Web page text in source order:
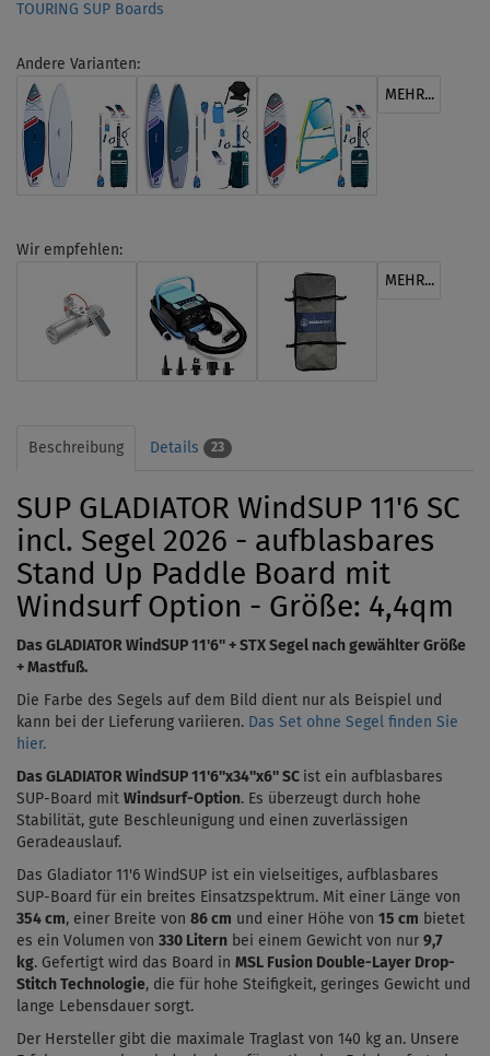
TOURING SUP Boards
Andere Varianten:
MEHR...
Wir empfehlen:
MEHR...
Beschreibung Details 23
SUP GLADIATOR WindSUP 11'6 SC
incl. Segel 2026 - aufblasbares
Stand Up Paddle Board mit
Windsurf Option - Größe: 4,4qm
Das GLADIATOR WindSUP 11'6'' + STX Segel nach gewählter Größe
+ Mastfuß.
Die Farbe des Segels auf dem Bild dient nur als Beispiel und
kann bei der Lieferung variieren. Das Set ohne Segel finden Sie
hier.
Das GLADIATOR WindSUP 11'6''x34''x6'' SC ist ein aufblasbares
SUP-Board mit Windsurf-Option. Es überzeugt durch hohe
Stabilität, gute Beschleunigung und einen zuverlässigen
Geradeauslauf.
Das Gladiator 11'6 WindSUP ist ein vielseitiges, aufblasbares
SUP-Board für ein breites Einsatzspektrum. Mit einer Länge von
354 cm, einer Breite von 86 cm und einer Höhe von 15 cm bietet
es ein Volumen von 330 Litern bei einem Gewicht von nur 9,7
kg. Gefertigt wird das Board in MSL Fusion Double-Layer Drop-
Stitch Technologie, die für hohe Steifigkeit, geringes Gewicht und
lange Lebensdauer sorgt.
Der Hersteller gibt die maximale Traglast von 140 kg an. Unsere